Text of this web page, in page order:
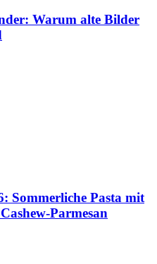
Warum alte Bilder
Sommerliche Pasta mit
Parmesan